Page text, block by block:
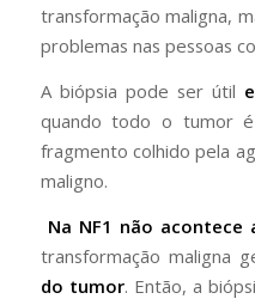
transformação maligna,
problemas nas pessoas
A biópsia pode ser útil
quando todo o tumor é
fragmento colhido pela
maligno.
Na NF1 não acontece
transformação maligna
do tumor. Então, a